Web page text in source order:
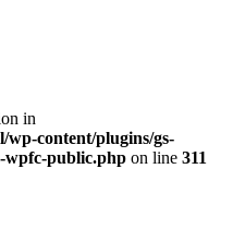
in
content/plugins/gs-
wpfc-public.php on line 311